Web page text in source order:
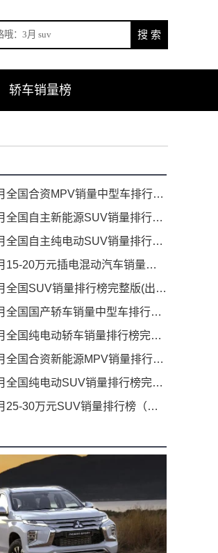
轿车销量榜
合资MPV销量中型车排行榜完整版(零售量
自主新能源SUV销量排行榜完整版(零售量
自主纯电动SUV销量排行榜完整版(零售量
万元插电混动汽车销量排行榜（零售量）
国SUV销量排行榜完整版(出口量
国产轿车销量中型车排行榜完整版(零售量
纯电动轿车销量排行榜完整版(批发量
合资新能源MPV销量排行榜完整版(零售量
国纯电动SUV销量排行榜完整版(零售量
30万元SUV销量排行榜（零售量）